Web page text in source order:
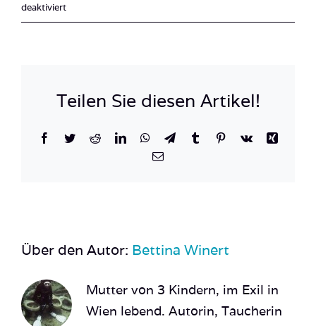
deaktiviertfür
12
Teilen Sie diesen Artikel!
Facebook
TwitterRedditLinkedInWhatsApp
TelegramTumblrPinterest
Vk
Xing
E-
Über den Autor: Bettina Winert
Mutter von 3 Kindern, im Exil in
Wien lebend. Autorin, Taucherin